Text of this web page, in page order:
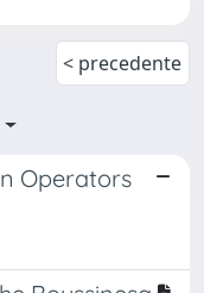
< precedente
Operators